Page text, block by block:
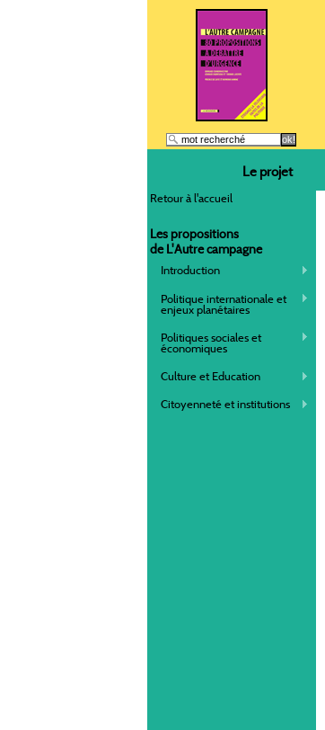
Le projet
Retour à l'accueil
Les propositions
de L'Autre campagne
Introduction
Politique internationale et
enjeux planétaires
Politiques sociales et
économiques
Culture et Education
Citoyenneté et institutions